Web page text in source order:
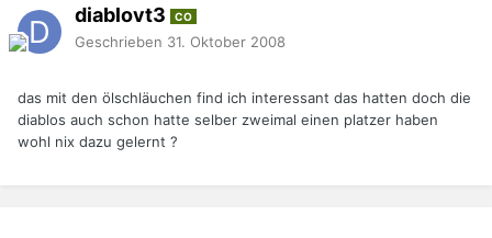
diablovt3 CO
Geschrieben 31. Oktober 2008
das mit den ölschläuchen find ich interessant das hatten doch die
diablos auch schon hatte selber zweimal einen platzer haben
wohl nix dazu gelernt ?